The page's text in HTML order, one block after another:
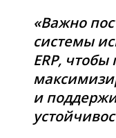
«Важно
системы
ERP,
и